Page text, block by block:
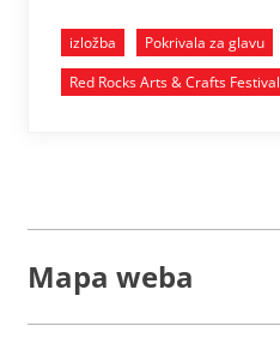
izložba
Pokrivala za glavu
Red Rocks Arts & Crafts Festival
Mapa weba